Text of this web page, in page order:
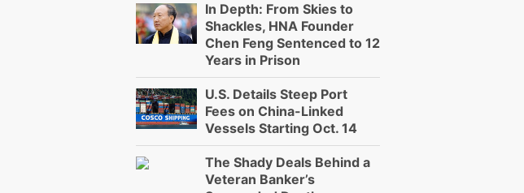
In Depth: From Skies to
Shackles, HNA Founder
Chen Feng Sentenced to 12
Years in Prison
U.S. Details Steep Port
Fees on China-Linked
Vessels Starting Oct. 14
The Shady Deals Behind a
Veteran Banker’s